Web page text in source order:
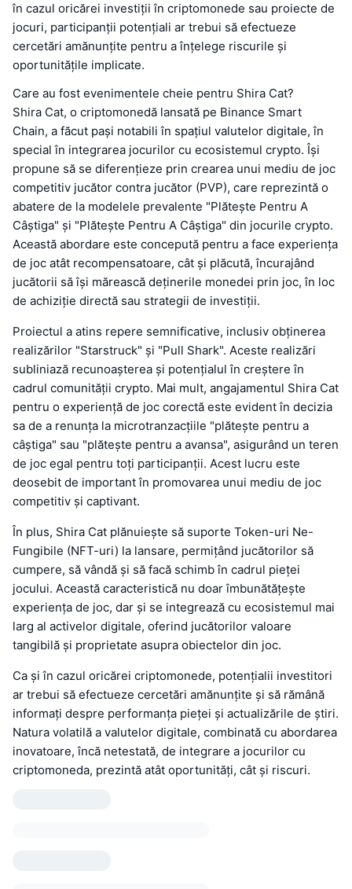
în cazul oricărei investiții în criptomonede sau proiecte de
jocuri, participanții potențiali ar trebui să efectueze
cercetări amănunțite pentru a înțelege riscurile și
oportunitățile implicate.
Care au fost evenimentele cheie pentru Shira Cat?
Shira Cat, o criptomonedă lansată pe Binance Smart
Chain, a făcut pași notabili în spațiul valutelor digitale, în
special în integrarea jocurilor cu ecosistemul crypto. Își
propune să se diferențieze prin crearea unui mediu de joc
competitiv jucător contra jucător (PVP), care reprezintă o
abatere de la modelele prevalente "Plătește Pentru A
Câștiga" și "Plătește Pentru A Câștiga" din jocurile crypto.
Această abordare este concepută pentru a face experiența
de joc atât recompensatoare, cât și plăcută, încurajând
jucătorii să își mărească deținerile monedei prin joc, în loc
de achiziție directă sau strategii de investiții.
Proiectul a atins repere semnificative, inclusiv obținerea
realizărilor "Starstruck" și "Pull Shark". Aceste realizări
subliniază recunoașterea și potențialul în creștere în
cadrul comunității crypto. Mai mult, angajamentul Shira Cat
pentru o experiență de joc corectă este evident în decizia
sa de a renunța la microtranzacțiile "plătește pentru a
câștiga" sau "plătește pentru a avansa", asigurând un teren
de joc egal pentru toți participanții. Acest lucru este
deosebit de important în promovarea unui mediu de joc
competitiv și captivant.
În plus, Shira Cat plănuiește să suporte Token-uri Ne-
Fungibile (NFT-uri) la lansare, permițând jucătorilor să
cumpere, să vândă și să facă schimb în cadrul pieței
jocului. Această caracteristică nu doar îmbunătățește
experiența de joc, dar și se integrează cu ecosistemul mai
larg al activelor digitale, oferind jucătorilor valoare
tangibilă și proprietate asupra obiectelor din joc.
Ca și în cazul oricărei criptomonede, potențialii investitori
ar trebui să efectueze cercetări amănunțite și să rămână
informați despre performanța pieței și actualizările de știri.
Natura volatilă a valutelor digitale, combinată cu abordarea
inovatoare, încă netestată, de integrare a jocurilor cu
criptomoneda, prezintă atât oportunități, cât și riscuri.